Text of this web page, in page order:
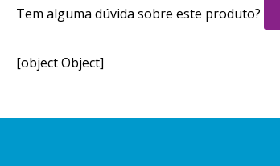
Tem alguma dúvida sobre este produto?
[object Object]